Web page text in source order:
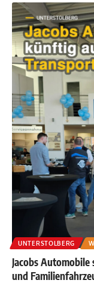
UNTERSTOLBERG
Jacobs
und